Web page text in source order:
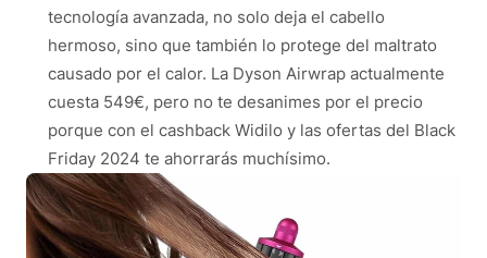
tecnología avanzada, no solo deja el cabello
hermoso, sino que también lo protege del maltrato
causado por el calor. La Dyson Airwrap actualmente
cuesta 549€, pero no te desanimes por el precio
porque con el cashback Widilo y las ofertas del Black
Friday 2024 te ahorrarás muchísimo.